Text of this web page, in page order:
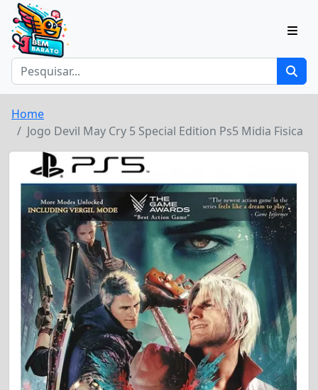
Home
Jogo Devil May Cry 5 Special Edition Ps5 Midia Fisica